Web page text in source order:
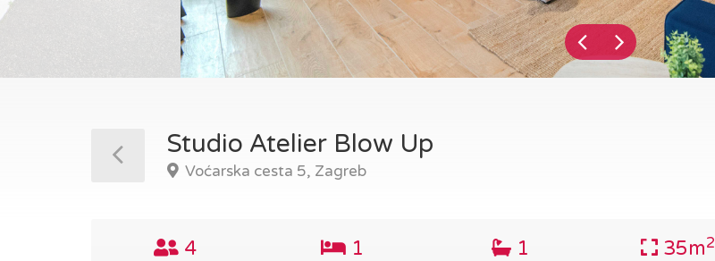
Studio Atelier Blow Up
Voćarska cesta 5, Zagreb
4 1 1 35m2